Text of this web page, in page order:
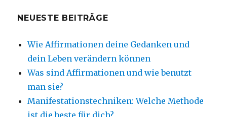
NEUESTE BEITRÄGE
Wie Affirmationen deine Gedanken und
dein Leben verändern können
Was sind Affirmationen und wie benutzt
man sie?
Manifestationstechniken: Welche Methode